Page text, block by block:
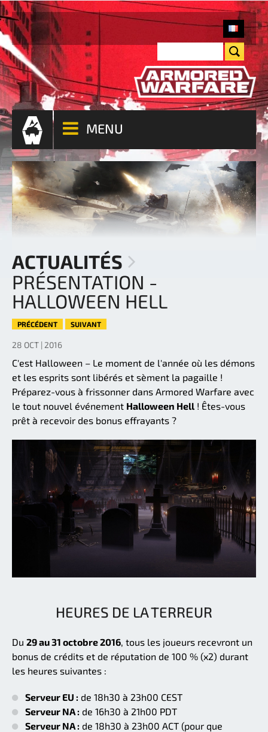
MENU
ACTUALITÉS
PRÉSENTATION -
HALLOWEEN HELL
PRÉCÉDENT SUIVANT
28 OCT | 2016
C'est Halloween – Le moment de l'année où les démons
et les esprits sont libérés et sèment la pagaille !
Préparez-vous à frissonner dans Armored Warfare avec
le tout nouvel événement Halloween Hell ! Êtes-vous
prêt à recevoir des bonus effrayants ?
HEURES DE LA TERREUR
Du 29 au 31 octobre 2016, tous les joueurs recevront un
bonus de crédits et de réputation de 100 % (x2) durant
les heures suivantes :
Serveur EU : de 18h30 à 23h00 CEST
Serveur NA : de 16h30 à 21h00 PDT
Serveur NA : de 18h30 à 23h00 ACT (pour que